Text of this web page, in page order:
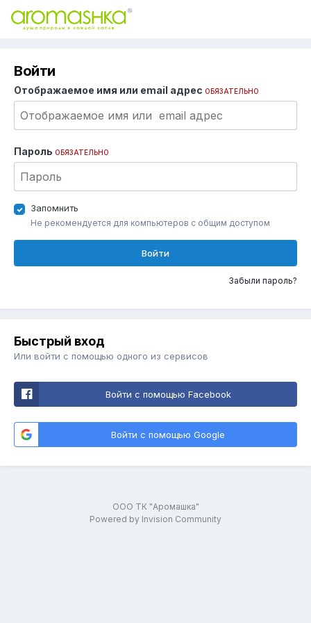
Войти
Отображаемое имя или email адрес ОБЯЗАТЕЛЬНО
Пароль ОБЯЗАТЕЛЬНО
Запомнить
Не рекомендуется для компьютеров с общим доступом
Войти
Забыли пароль?
Быстрый вход
Или войти с помощью одного из сервисов
Войти с помощью Facebook
Войти с помощью Google
ООО ТК "Аромашка"
Powered by Invision Community